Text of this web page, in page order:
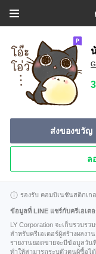
ส่งของขวัญ
ล
รองรับ คอมบิเนชันสติกเก
ข้อมูลที่ LINE แชร์กับครีเอเต
LY Corporation จะเก็บรวบร
สำหรับครีเอเตอร์ผู้สร้างผลงาน
รายงานยอดขายจะมีข้อมูลวัน
ทำให้สามารถระบุตัวตนผู้ซื้อได้